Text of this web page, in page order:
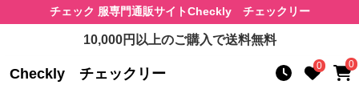
チェック 服専門通販サイトCheckly チェックリー
10,000円以上のご購入で送料無料
Checkly チェックリー 0 0